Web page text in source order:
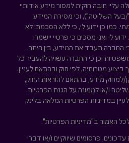
עליי חובה חוקית למסור מידע אודותיי
בעל השליטה"), וכי מסירת המידע
כמו כן ידוע לי, כי ללא הסכמתי לא
לי ואני מסכים כי פרטיי יישמרו
החברה תעבד את המידע, בין היתר,
וכן כי החברה עשויה להעביר כל
מטרותיה, לפי חוק ובהתאם לעניין.
למחוק מידע, בהתאם להוראות החוק,
ו/או לממונה על הגנת הפרטיות.
במדיניות הפרטיות המלאה בלינק
האמור ב"מדיניות הפרטיות".
פרסומים שיווקיים ו/או דברי